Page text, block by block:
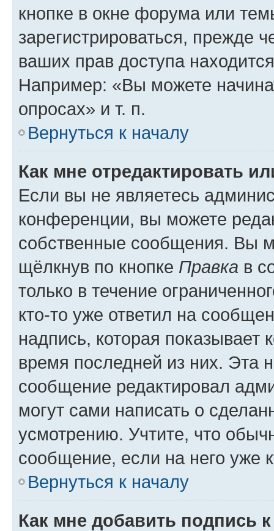
кнопке в окне форума или
зарегистрироваться, прежде
ваших прав доступа
Например: «Вы можете
опросах» и т. п.
Вернуться к началу
Как мне отредактировать
Если вы не являетесь
конференции, вы можете
собственные сообщения. Вы
щёлкнув по кнопке Правка в
только в течение
кто-то уже ответил на
надпись, которая показывает
время последней из них. Эта
сообщение редактировал
могут сами написать о
усмотрению. Учтите, что
сообщение, если на него уже
Вернуться к началу
Как мне добавить подпись